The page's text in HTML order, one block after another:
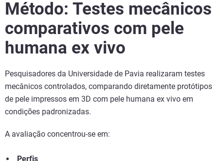
Método: Testes mecânicos
comparativos com pele
humana ex vivo
Pesquisadores da Universidade de Pavia realizaram testes
mecânicos controlados, comparando diretamente protótipos
de pele impressos em 3D com pele humana ex vivo em
condições padronizadas.
A avaliação concentrou-se em:
Perfis